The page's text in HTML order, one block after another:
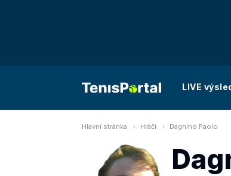
LIVE
Hlavní stránka Hráči Dagnino Paolo